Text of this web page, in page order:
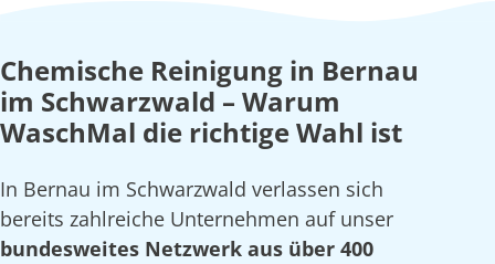
Chemische Reinigung in Bernau
im Schwarzwald – Warum
WaschMal die richtige Wahl ist
In Bernau im Schwarzwald verlassen sich
bereits zahlreiche Unternehmen auf unser
bundesweites Netzwerk aus über 400